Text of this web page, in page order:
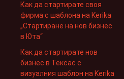
Как да стартирате своя
фирма с шаблона на Kerika
„Стартиране на нов бизнес
в Юта“
Как да стартирате нов
бизнес в Тексас с
визуалния шаблон на Kerika